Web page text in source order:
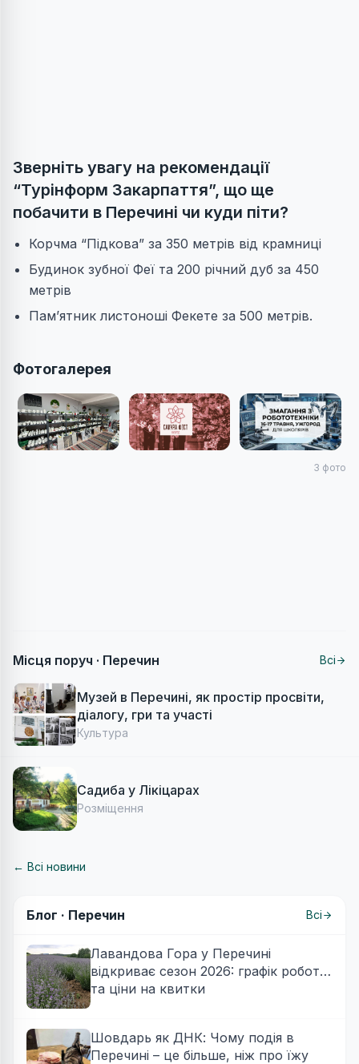
Зверніть увагу на рекомендації
“Турінформ Закарпаття”, що ще
побачити в Перечині чи куди піти?
Корчма “Підкова” за 350 метрів від крамниці
Будинок зубної Феї та 200 річний дуб за 450
метрів
Пам’ятник листоноші Фекете за 500 метрів.
Фотогалерея
3 фото
Місця поруч · Перечин Всі
Музей в Перечині, як простір просвіти,
діалогу, гри та участі
Культура
Садиба у Лікіцарах
Розміщення
← Всі новини
Блог · Перечин Всі
Лавандова Гора у Перечині
відкриває сезон 2026: графік роботи
та ціни на квитки
Шовдарь як ДНК: Чому подія в
Перечині – це більше, ніж про їжу